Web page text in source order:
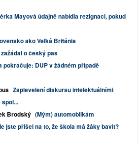
Mayová údajně nabídla rezignaci, pokud
ako Veľká Británia
o český pas
pokračuje: DUP v žádném případě
Zaplevelení diskursu intelektuálními
Brodský (Mým) automobilkám
jste přišel na to, že škola má žáky bavit?